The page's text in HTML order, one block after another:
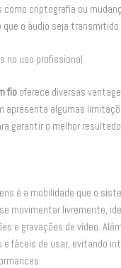
como criptografia ou
que o áudio seja
no uso profissional
fio oferece diversas
apresenta algumas
garantir o melhor
é a mobilidade que o
movimentar livremente,
e gravações de vídeo.
fáceis de usar, evitando